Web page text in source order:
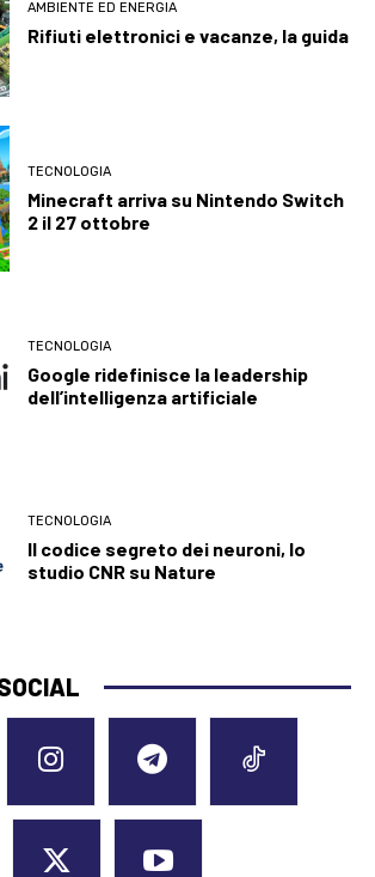
AMBIENTE ED ENERGIA
Rifiuti elettronici e vacanze, la guida
TECNOLOGIA
Minecraft arriva su Nintendo Switch
2 il 27 ottobre
TECNOLOGIA
Google ridefinisce la leadership
dell’intelligenza artificiale
TECNOLOGIA
Il codice segreto dei neuroni, lo
studio CNR su Nature